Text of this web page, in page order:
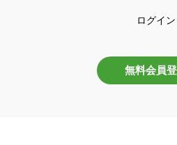
ログイン
無料会員